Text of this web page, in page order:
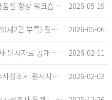
제9차 급성심장정지 구급품질 향상 워크숍 개최 안내 2026-05-19
제15차 국가손상종합통계(제2권 부록) 정오표('26.5.18. 기준) 2026-05-06
2024년 급성심장정지조사 원시자료 공개 알림 2026-02-11
2024년 중증손상 및 다수사상조사 원시자료 공개 알림 2026-02-03